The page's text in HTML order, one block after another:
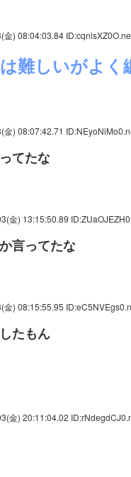
金) 08:04:03.84
難しいがよく
金) 08:07:42.71
てたな
金) 13:15:50.89
言ってたな
金) 08:15:55.95
たもん
金) 20:11:04.02